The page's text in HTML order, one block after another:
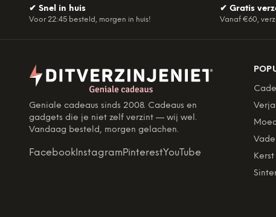
✔ Snel in huis
Voor 22:45 besteld, morgen in huis!
✔ Gratis
Vanaf €60,
Geniale cadeaus sinds 2008. Cadeaus en
gadgets die je niet zelf verzint — wij wel.
Vandaag besteld, morgen gelachen.
Facebook InstagramPinterestYouTube
Kerst